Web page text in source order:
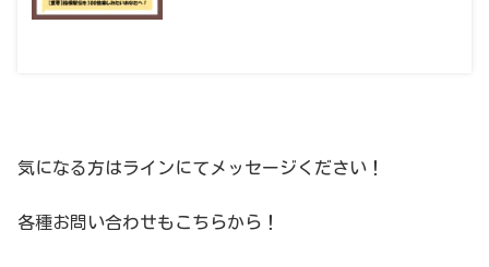
気になる方はラインにてメッセージください！
各種お問い合わせもこちらから！